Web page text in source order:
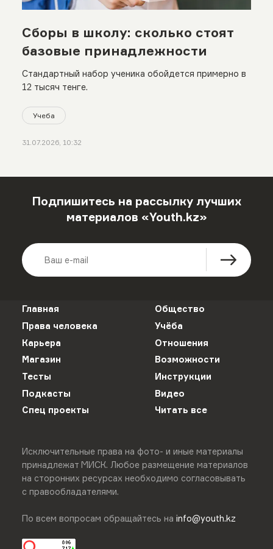
Сборы в школу: сколько стоят
базовые принадлежности
Стандартный набор ученика обойдется примерно в
12 тысяч тенге.
Учеба
31.07.2026, 10:32
Подпишитесь на рассылку лучших
материалов «Youth.kz»
Главная
Общество
Права человека
Учёба
Карьера
Отношения
Магазин
Возможности
Тесты
Инструкции
Подкасты
Видео
Спец проекты
Читать все
Исключительные права на фото- и иные материалы
принадлежат МИСК. Любое размещение материалов
на сторонних ресурсах необходимо согласовывать
с правообладателями.
По всем вопросам обращайтесь на info@youth.kz